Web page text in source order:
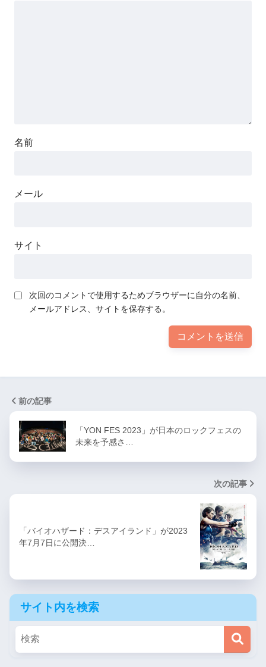
名前
メール
サイト
次回のコメントで使用するためブラウザーに自分の名前、
メールアドレス、サイトを保存する。
前の記事
「YON FES 2023」が日本のロックフェスの
未来を予感さ…
次の記事
「バイオハザード：デスアイランド」が2023
年7月7日に公開決…
サイト内を検索